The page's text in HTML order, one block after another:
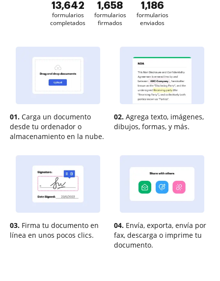
13,642
formularios
completados
1,658
formularios
firmados
1,186
formularios
enviados
01. Carga un documento
desde tu ordenador o
almacenamiento en la nube.
02. Agrega texto, imágenes,
dibujos, formas, y más.
03. Firma tu documento en
línea en unos pocos clics.
04. Envía, exporta, envía por
fax, descarga o imprime tu
documento.